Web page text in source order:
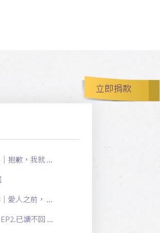
立即捐款
抱歉，我就 ...
愛人之前， ...
已讀不回 ...